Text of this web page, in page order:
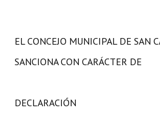
EL CONCEJO MUNICIPAL DE SAN
SANCIONA CON CARÁCTER DE
DECLARACIÓN